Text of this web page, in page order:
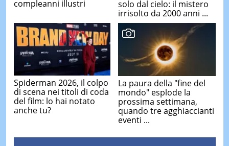
compleanni illustri
solo dal cielo: il mistero
irrisolto da 2000 anni ...
Spiderman 2026, il colpo
di scena nei titoli di coda
del film: lo hai notato
anche tu?
La paura della "fine del
mondo" esplode la
prossima settimana,
quando tre agghiaccianti
eventi ...